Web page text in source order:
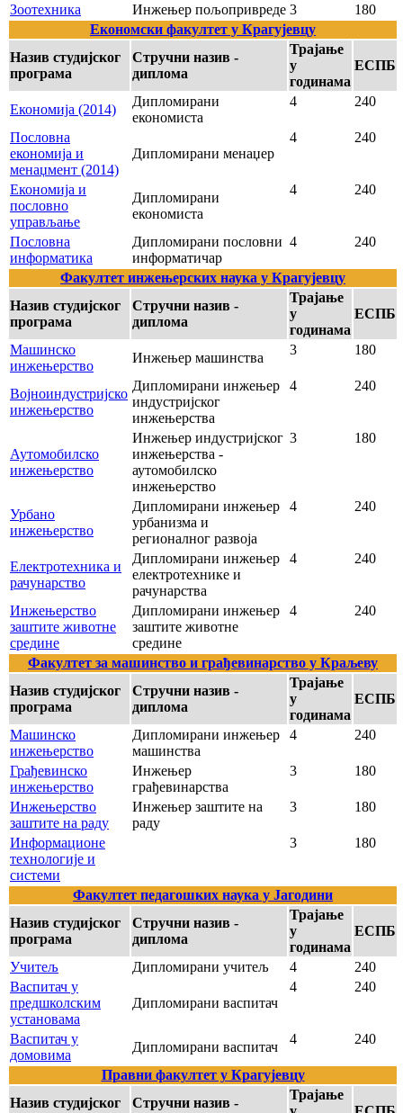
Зоотехника Инжењер пољопривреде 3
180
Економски факултет у Крагујевцу
Назив студијског
програма
Стручни назив -
диплома
Трајање
у
годинама
ЕСПБ
Економија (2014)
Дипломирани
економиста
4 240
Пословна
економија и
менаџмент (2014)
Дипломирани менаџер
4 240
Економија и
пословно
управљање
Дипломирани
економиста
4 240
Пословна
информатика
Дипломирани пословни
информатичар
4 240
Факултет инжењерских наука у Крагујевцу
Назив студијског
програма
Стручни назив -
диплома
Трајање
у
годинама
ЕСПБ
Машинско
инжењерство
Инжењер машинства
3 180
Војноиндустријско
инжењерство
Дипломирани инжењер
индустријског
инжењерства
4 240
Аутомобилско
инжењерство
Инжењер индустријског
инжењерства -
аутомобилско
инжењерство
3 180
Урбано
инжењерство
Дипломирани инжењер
урбанизма и
регионалног развоја
4 240
Електротехника и
рачунарство
Дипломирани инжењер
електротехнике и
рачунарства
4 240
Инжењерство
заштите животне
средине
Дипломирани инжењер
заштите животне
средине
4 240
Факултет за машинство и грађевинарство у Краљеву
Назив студијског
програма
Стручни назив -
диплома
Трајање
у
годинама
ЕСПБ
Машинско
инжењерство
Дипломирани инжењер
машинства
4 240
Грађевинско
инжењерство
Инжењер
грађевинарства
3 180
Инжењерство
заштите на раду
Инжењер заштите на
раду
3 180
Информационе
технологије и
системи
3 180
Факултет педагошких наука у Јагодини
Назив студијског
програма
Стручни назив -
диплома
Трајање
у
годинама
ЕСПБ
Учитељ Дипломирани учитељ 4
240
Васпитач у
предшколским
установама
Дипломирани васпитач
4 240
Васпитач у
домовима
Дипломирани васпитач
4 240
Правни факултет у Крагујевцу
Назив студијског
Стручни назив -
Трајање